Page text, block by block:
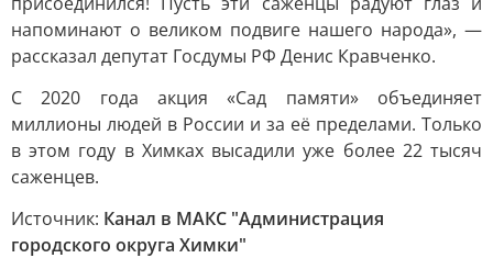
напоминают о великом подвиге нашего народа», —
рассказал депутат Госдумы РФ Денис Кравченко.
С 2020 года акция «Сад памяти» объединяет
миллионы людей в России и за её пределами. Только
в этом году в Химках высадили уже более 22 тысяч
саженцев.
Источник: Канал в МАКС "Администрация
городского округа Химки"